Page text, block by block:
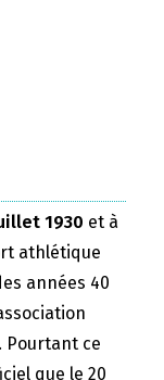
1930 et à
athlétique
années 40
Pourtant ce
que le 20